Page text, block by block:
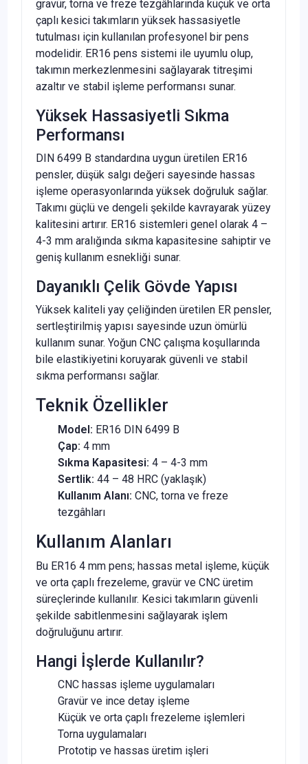
gravür, torna ve freze tezgâhlarında küçük ve orta
çaplı kesici takımların yüksek hassasiyetle
tutulması için kullanılan profesyonel bir pens
modelidir. ER16 pens sistemi ile uyumlu olup,
takımın merkezlenmesini sağlayarak titreşimi
azaltır ve stabil işleme performansı sunar.
Yüksek Hassasiyetli Sıkma
Performansı
DIN 6499 B standardına uygun üretilen ER16
pensler, düşük salgı değeri sayesinde hassas
işleme operasyonlarında yüksek doğruluk sağlar.
Takımı güçlü ve dengeli şekilde kavrayarak yüzey
kalitesini artırır. ER16 sistemleri genel olarak 4 –
4-3 mm aralığında sıkma kapasitesine sahiptir ve
geniş kullanım esnekliği sunar.
Dayanıklı Çelik Gövde Yapısı
Yüksek kaliteli yay çeliğinden üretilen ER pensler,
sertleştirilmiş yapısı sayesinde uzun ömürlü
kullanım sunar. Yoğun CNC çalışma koşullarında
bile elastikiyetini koruyarak güvenli ve stabil
sıkma performansı sağlar.
Teknik Özellikler
Model: ER16 DIN 6499 B
Çap: 4 mm
Sıkma Kapasitesi: 4 – 4-3 mm
Sertlik: 44 – 48 HRC (yaklaşık)
Kullanım Alanı: CNC, torna ve freze
tezgâhları
Kullanım Alanları
Bu ER16 4 mm pens; hassas metal işleme, küçük
ve orta çaplı frezeleme, gravür ve CNC üretim
süreçlerinde kullanılır. Kesici takımların güvenli
şekilde sabitlenmesini sağlayarak işlem
doğruluğunu artırır.
Hangi İşlerde Kullanılır?
CNC hassas işleme uygulamaları
Gravür ve ince detay işleme
Küçük ve orta çaplı frezeleme işlemleri
Torna uygulamaları
Prototip ve hassas üretim işleri